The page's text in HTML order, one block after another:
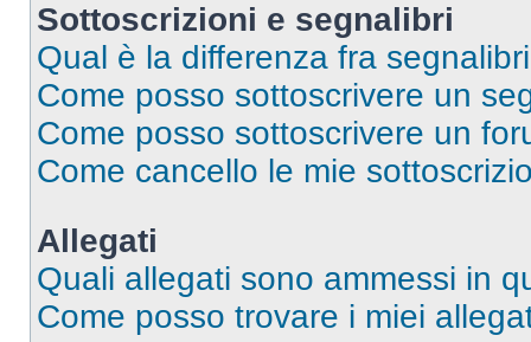
Sottoscrizioni e segnalibri
Qual è la differenza fra
Come posso sottoscrivere un
Come posso sottoscrivere un
Come cancello le mie
Allegati
Quali allegati sono ammessi in
Come posso trovare i miei